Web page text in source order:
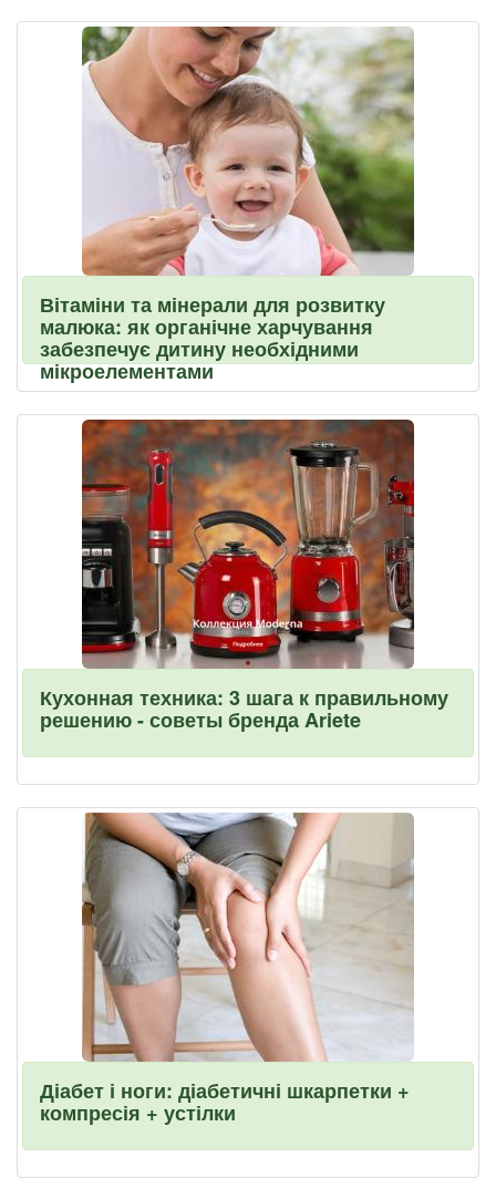
Вітаміни та мінерали для розвитку
малюка: як органічне харчування
забезпечує дитину необхідними
мікроелементами
Кухонная техника: 3 шага к правильному
решению - советы бренда Ariete
Діабет і ноги: діабетичні шкарпетки +
компресія + устілки